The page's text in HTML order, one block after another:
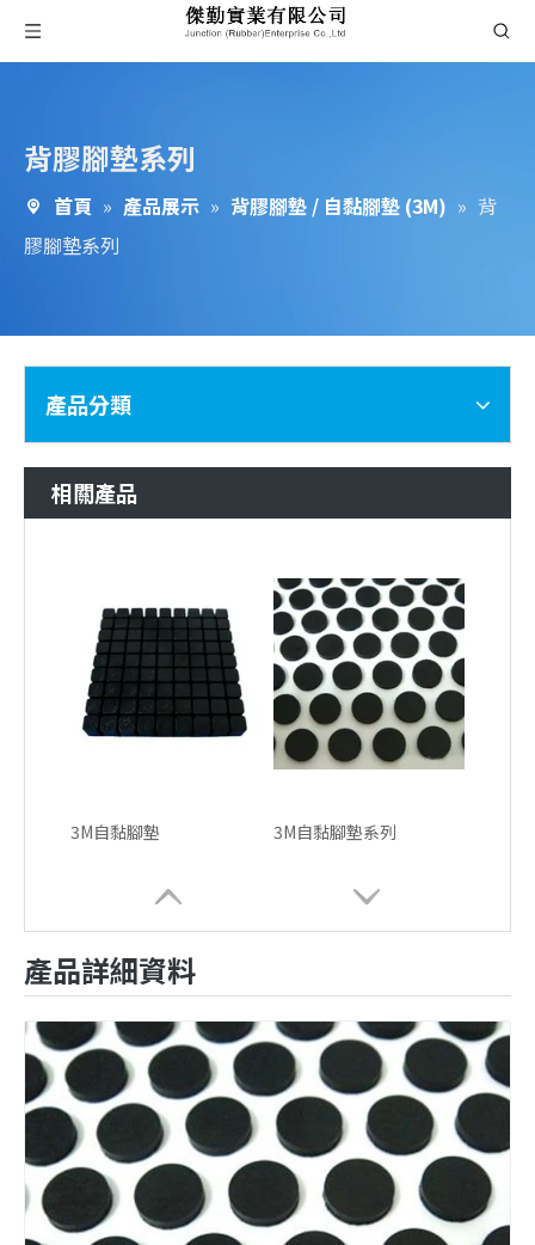
背膠腳墊系列
首頁 » 產品展示 » 背膠腳墊 / 自黏腳墊 (3M) » 背
膠腳墊系列
產品分類
相關產品
3M自黏腳墊 3M自黏腳墊系列
橡膠平板 3M自黏腳墊
產品詳細資料